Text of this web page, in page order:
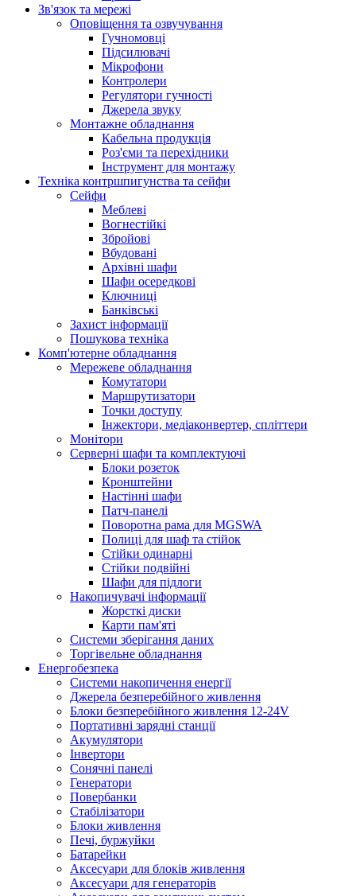
Зв'язок та мережі
Оповіщення та озвучування
Гучномовці
Підсилювачі
Мікрофони
Контролери
Регулятори гучності
Джерела звуку
Монтажне обладнання
Кабельна продукція
Роз'єми та перехідники
Інструмент для монтажу
Техніка контршпигунства та сейфи
Сейфи
Меблеві
Вогнестійкі
Збройові
Вбудовані
Архівні шафи
Шафи осередкові
Ключниці
Банківські
Захист інформації
Пошукова техніка
Комп'ютерне обладнання
Мережеве обладнання
Комутатори
Маршрутизатори
Точки доступу
Інжектори, медіаконвертер, спліттери
Монітори
Серверні шафи та комплектуючі
Блоки розеток
Кронштейни
Настінні шафи
Патч-панелі
Поворотна рама для MGSWA
Полиці для шаф та стійок
Стійки одинарні
Стійки подвійні
Шафи для підлоги
Накопичувачі інформації
Жорсткі диски
Карти пам'яті
Системи зберігання даних
Торгівельне обладнання
Енергобезпека
Системи накопичення енергії
Джерела безперебійного живлення
Блоки безперебійного живлення 12-24V
Портативні зарядні станції
Акумулятори
Інвертори
Сонячні панелі
Генератори
Повербанки
Стабілізатори
Блоки живлення
Печі, буржуйки
Батарейки
Аксесуари для блоків живлення
Аксесуари для генераторів